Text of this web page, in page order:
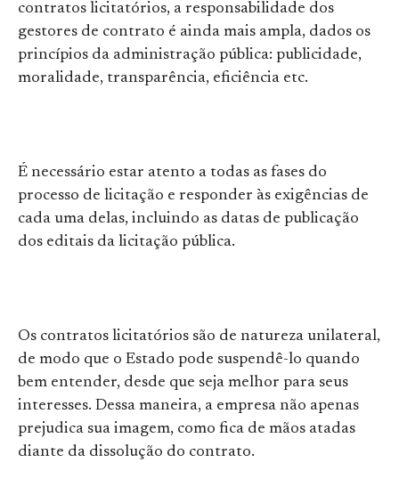
contratos licitatórios, a responsabilidade dos
gestores de contrato é ainda mais ampla, dados os
princípios da administração pública: publicidade,
moralidade, transparência, eficiência etc.
É necessário estar atento a todas as fases do
processo de licitação e responder às exigências de
cada uma delas, incluindo as datas de publicação
dos editais da licitação pública.
Os contratos licitatórios são de natureza unilateral,
de modo que o Estado pode suspendê-lo quando
bem entender, desde que seja melhor para seus
interesses. Dessa maneira, a empresa não apenas
prejudica sua imagem, como fica de mãos atadas
diante da dissolução do contrato.